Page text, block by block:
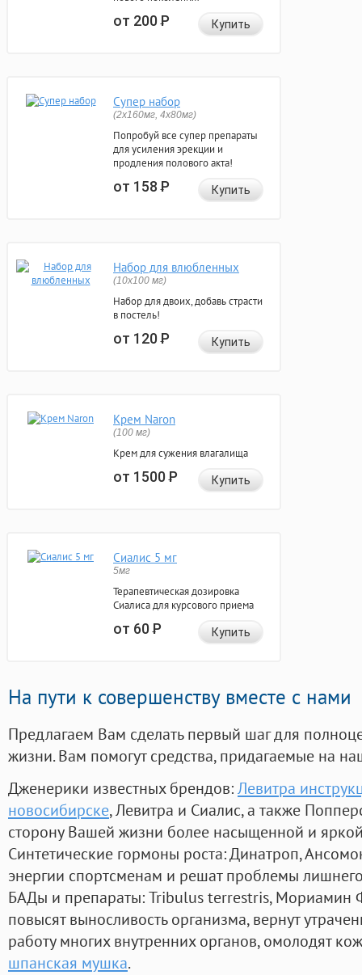
от 200Р Купить
Супер набор
(2х160мг, 4х80мг)
Попробуй все супер препараты
для усиления эрекции и
продления полового акта!
от 158Р Купить
Набор для влюбленных
(10х100 мг)
Набор для двоих, добавь страсти
в постель!
от 120Р Купить
Крем Naron
(100 мг)
Крем для сужения влагалища
от 1500Р Купить
Сиалис 5 мг
5мг
Терапевтическая дозировка
Сиалиса для курсового приема
от 60Р Купить
На пути к совершенству вместе с нами
Предлагаем Вам сделать первый шаг для
жизни. Вам помогут средства, придагаемые на
Дженерики известных брендов:Левитра
новосибирске, Левитра и Сиалис, а также
сторону Вашей жизни более насыщенной и
Синтетические гормоны роста: Динатроп,
энергии спортсменам и решат проблемы
БАДы и препараты:Tribulus terrestris, Мориамин
повысят выносливость организма, вернут
работу многих внутренних органов, омолодят
шпанская мушка.